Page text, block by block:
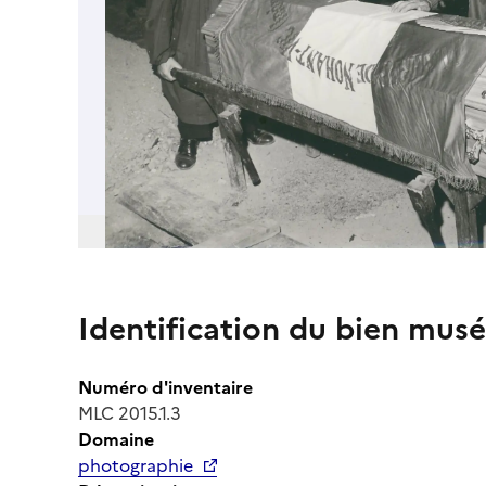
Identification du bien
Numéro d'inventaire
MLC 2015.1.3
Domaine
photographie